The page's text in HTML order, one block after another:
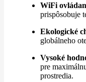
WiFi
prispôsobuje
Ekologické
globálneho
Vysoké
pre
prostredia.